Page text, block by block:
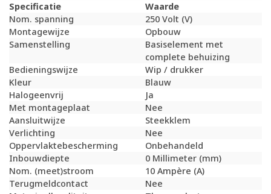
Specificatie
Waarde
Nom. spanning
250 Volt (V)
Montagewijze
Opbouw
Samenstelling
Basiselement met
complete behuizing
Bedieningswijze
Wip / drukker
Kleur
Blauw
Halogeenvrij
Ja
Met montageplaat
Nee
Aansluitwijze
Steekklem
Verlichting
Nee
Oppervlaktebescherming
Onbehandeld
Inbouwdiepte
0 Millimeter (mm)
Nom. (meet)stroom
10 Ampère (A)
Terugmeldcontact
Nee